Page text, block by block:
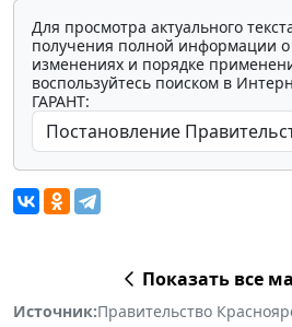
Для просмотра актуального
получения полной информации о
изменениях и порядке
воспользуйтесь поиском в
ГАРАНТ:
Показать все
Источник:Правительство